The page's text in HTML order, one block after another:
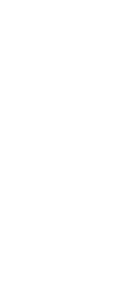
Investigadores
variante en el
afecta la